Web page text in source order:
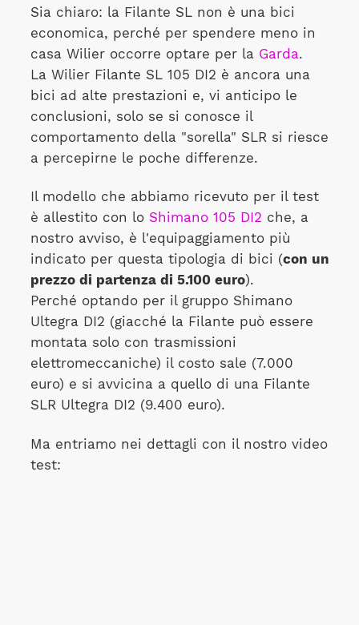
Sia chiaro: la Filante SL non è una bici
economica, perché per spendere meno in
casa Wilier occorre optare per la Garda.
La Wilier Filante SL 105 DI2 è ancora una
bici ad alte prestazioni e, vi anticipo le
conclusioni, solo se si conosce il
comportamento della "sorella" SLR si riesce
a percepirne le poche differenze.
Il modello che abbiamo ricevuto per il test
è allestito con lo Shimano 105 DI2 che, a
nostro avviso, è l'equipaggiamento più
indicato per questa tipologia di bici (con un
prezzo di partenza di 5.100 euro).
Perché optando per il gruppo Shimano
Ultegra DI2 (giacché la Filante può essere
montata solo con trasmissioni
elettromeccaniche) il costo sale (7.000
euro) e si avvicina a quello di una Filante
SLR Ultegra DI2 (9.400 euro).
Ma entriamo nei dettagli con il nostro video
test: